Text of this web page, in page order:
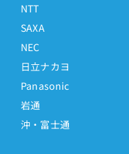
NTT
SAXA
NEC
日立ナカヨ
Panasonic
岩通
沖・富士通